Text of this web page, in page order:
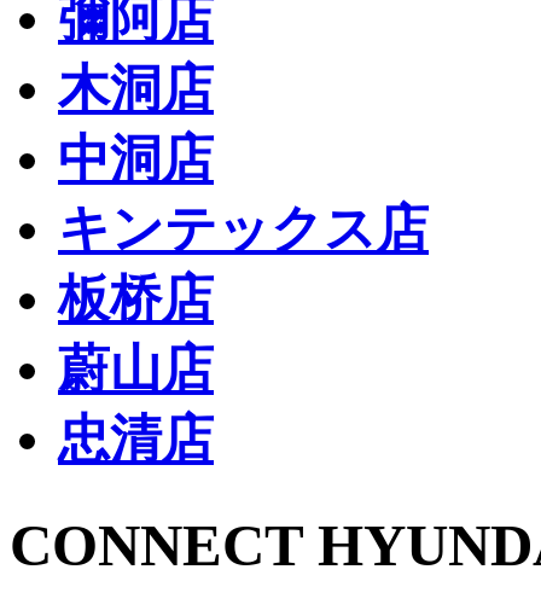
彌阿店
木洞店
中洞店
キンテックス店
板桥店
蔚山店
忠清店
CONNECT